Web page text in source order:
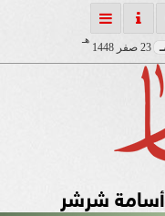
23 صفر 1448
هـ
أسامة شرشر